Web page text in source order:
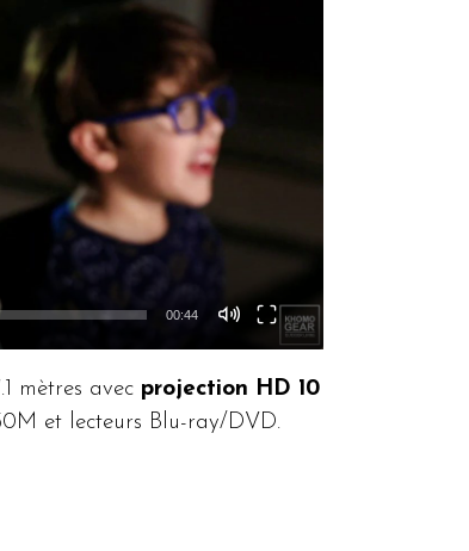
00:44
mètres avec projection HD 10
et lecteurs Blu-ray/DVD.